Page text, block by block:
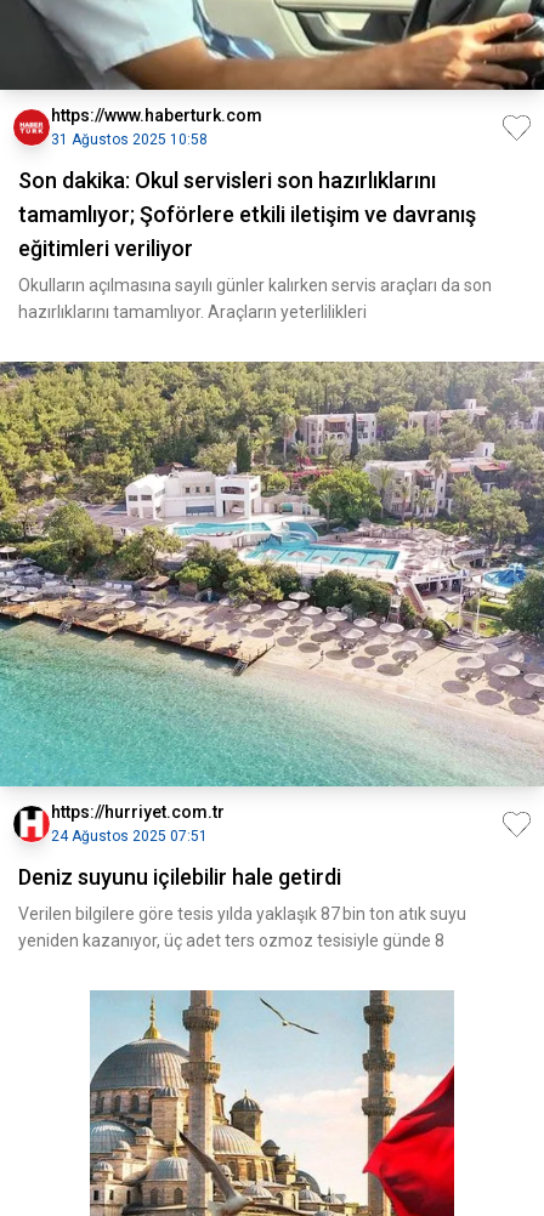
https://www.haberturk.com
31 Ağustos 2025 10:58
Son dakika: Okul servisleri son hazırlıklarını
tamamlıyor; Şoförlere etkili iletişim ve davranış
eğitimleri veriliyor
Okulların açılmasına sayılı günler kalırken servis araçları da son
hazırlıklarını tamamlıyor. Araçların yeterlilikleri
https://hurriyet.com.tr
24 Ağustos 2025 07:51
Deniz suyunu içilebilir hale getirdi
Verilen bilgilere göre tesis yılda yaklaşık 87 bin ton atık suyu
yeniden kazanıyor, üç adet ters ozmoz tesisiyle günde 8